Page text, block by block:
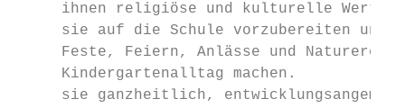
ihnen religiöse und kulturelle Werte
sie auf die Schule vorzubereiten und
Feste, Feiern, Anlässe und
     Kindergartenalltag machen.
sie ganzheitlich,